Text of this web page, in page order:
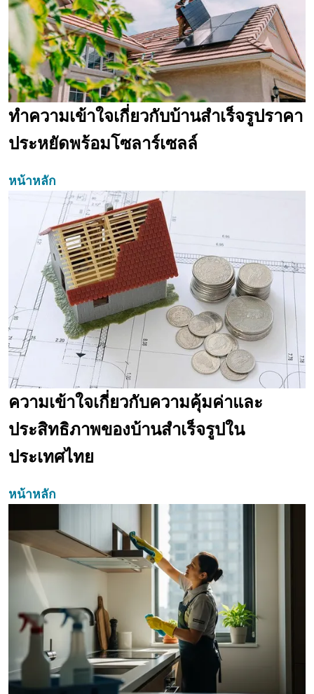
ทำความเข้าใจเกี่ยวกับบ้านสำเร็จรูปราคา
ประหยัดพร้อมโซลาร์เซลล์
หน้าหลัก
ความเข้าใจเกี่ยวกับความคุ้มค่าและ
ประสิทธิภาพของบ้านสำเร็จรูปใน
ประเทศไทย
หน้าหลัก